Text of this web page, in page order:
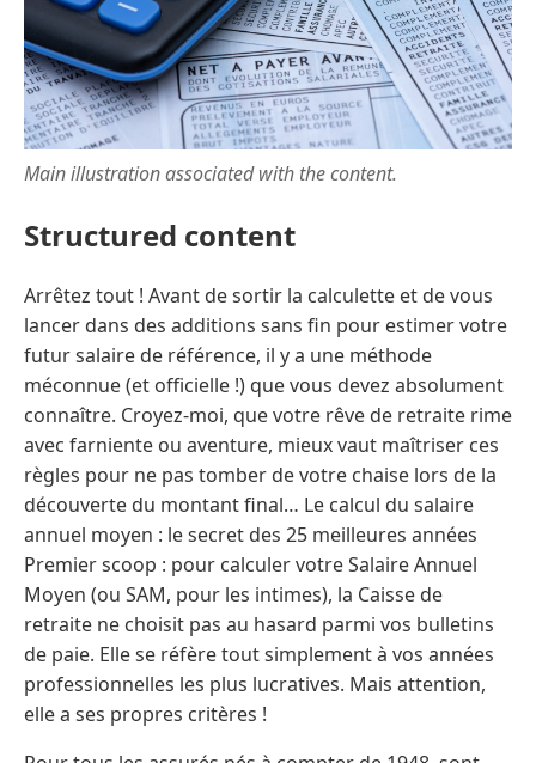
Main illustration associated with the content.
Structured content
Arrêtez tout ! Avant de sortir la calculette et de vous
lancer dans des additions sans fin pour estimer votre
futur salaire de référence, il y a une méthode
méconnue (et officielle !) que vous devez absolument
connaître. Croyez-moi, que votre rêve de retraite rime
avec farniente ou aventure, mieux vaut maîtriser ces
règles pour ne pas tomber de votre chaise lors de la
découverte du montant final… Le calcul du salaire
annuel moyen : le secret des 25 meilleures années
Premier scoop : pour calculer votre Salaire Annuel
Moyen (ou SAM, pour les intimes), la Caisse de
retraite ne choisit pas au hasard parmi vos bulletins
de paie. Elle se réfère tout simplement à vos années
professionnelles les plus lucratives. Mais attention,
elle a ses propres critères !